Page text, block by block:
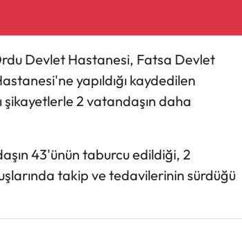
Devlet Hastanesi, Fatsa Devlet
yapıldığı kaydedilen
şikayetlerle 2 vatandaşın daha
43'ünün taburcu edildiği, 2
takip ve tedavilerinin sürdüğü